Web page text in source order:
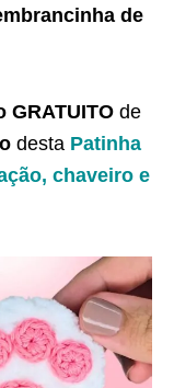
de
GRATUITO de
desta Patinha
chaveiro e